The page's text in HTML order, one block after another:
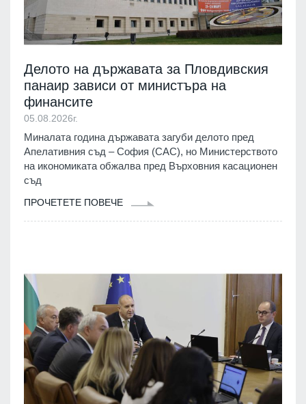
Делото на държавата за Пловдивския
панаир зависи от министъра на
финансите
05.08.2026г.
Миналата година държавата загуби делото пред
Апелативния съд – София (САС), но Министерството
на икономиката обжалва пред Върховния касационен
съд
ПРОЧЕТЕТЕ ПОВЕЧЕ